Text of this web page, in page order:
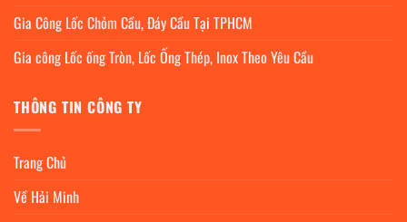
Gia Công Lốc Chỏm Cầu, Đáy Cầu Tại TPHCM
Gia công Lốc ống Tròn, Lốc Ống Thép, Inox Theo Yêu Cầu
THÔNG TIN CÔNG TY
Trang Chủ
Về Hải Minh